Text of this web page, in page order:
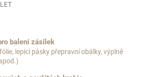
balení zásilek
lepící pásky přepravní obálky, výplně